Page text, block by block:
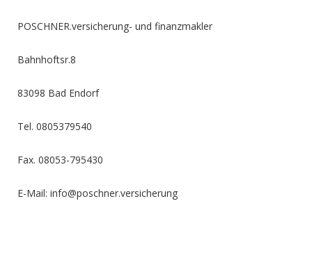
POSCHNER.versicherung- und finanzmakler
Bahnhoftsr.8
83098 Bad Endorf
Tel. 0805379540
Fax. 08053-795430
E-Mail: info@poschner.versicherung